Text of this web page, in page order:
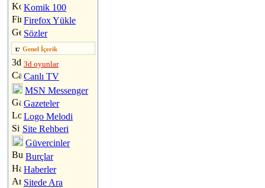
Komik 100
Firefox Yükle
Sözler
Genel İçerik
3d oyunlar
Canlı TV
MSN Messenger
Gazeteler
Logo Melodi
Site Rehberi
Güvercinler
Burçlar
Haberler
Sitede Ara